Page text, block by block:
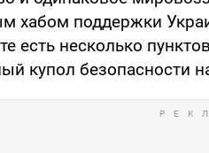
хабом поддержки
есть несколько
купол безопасности